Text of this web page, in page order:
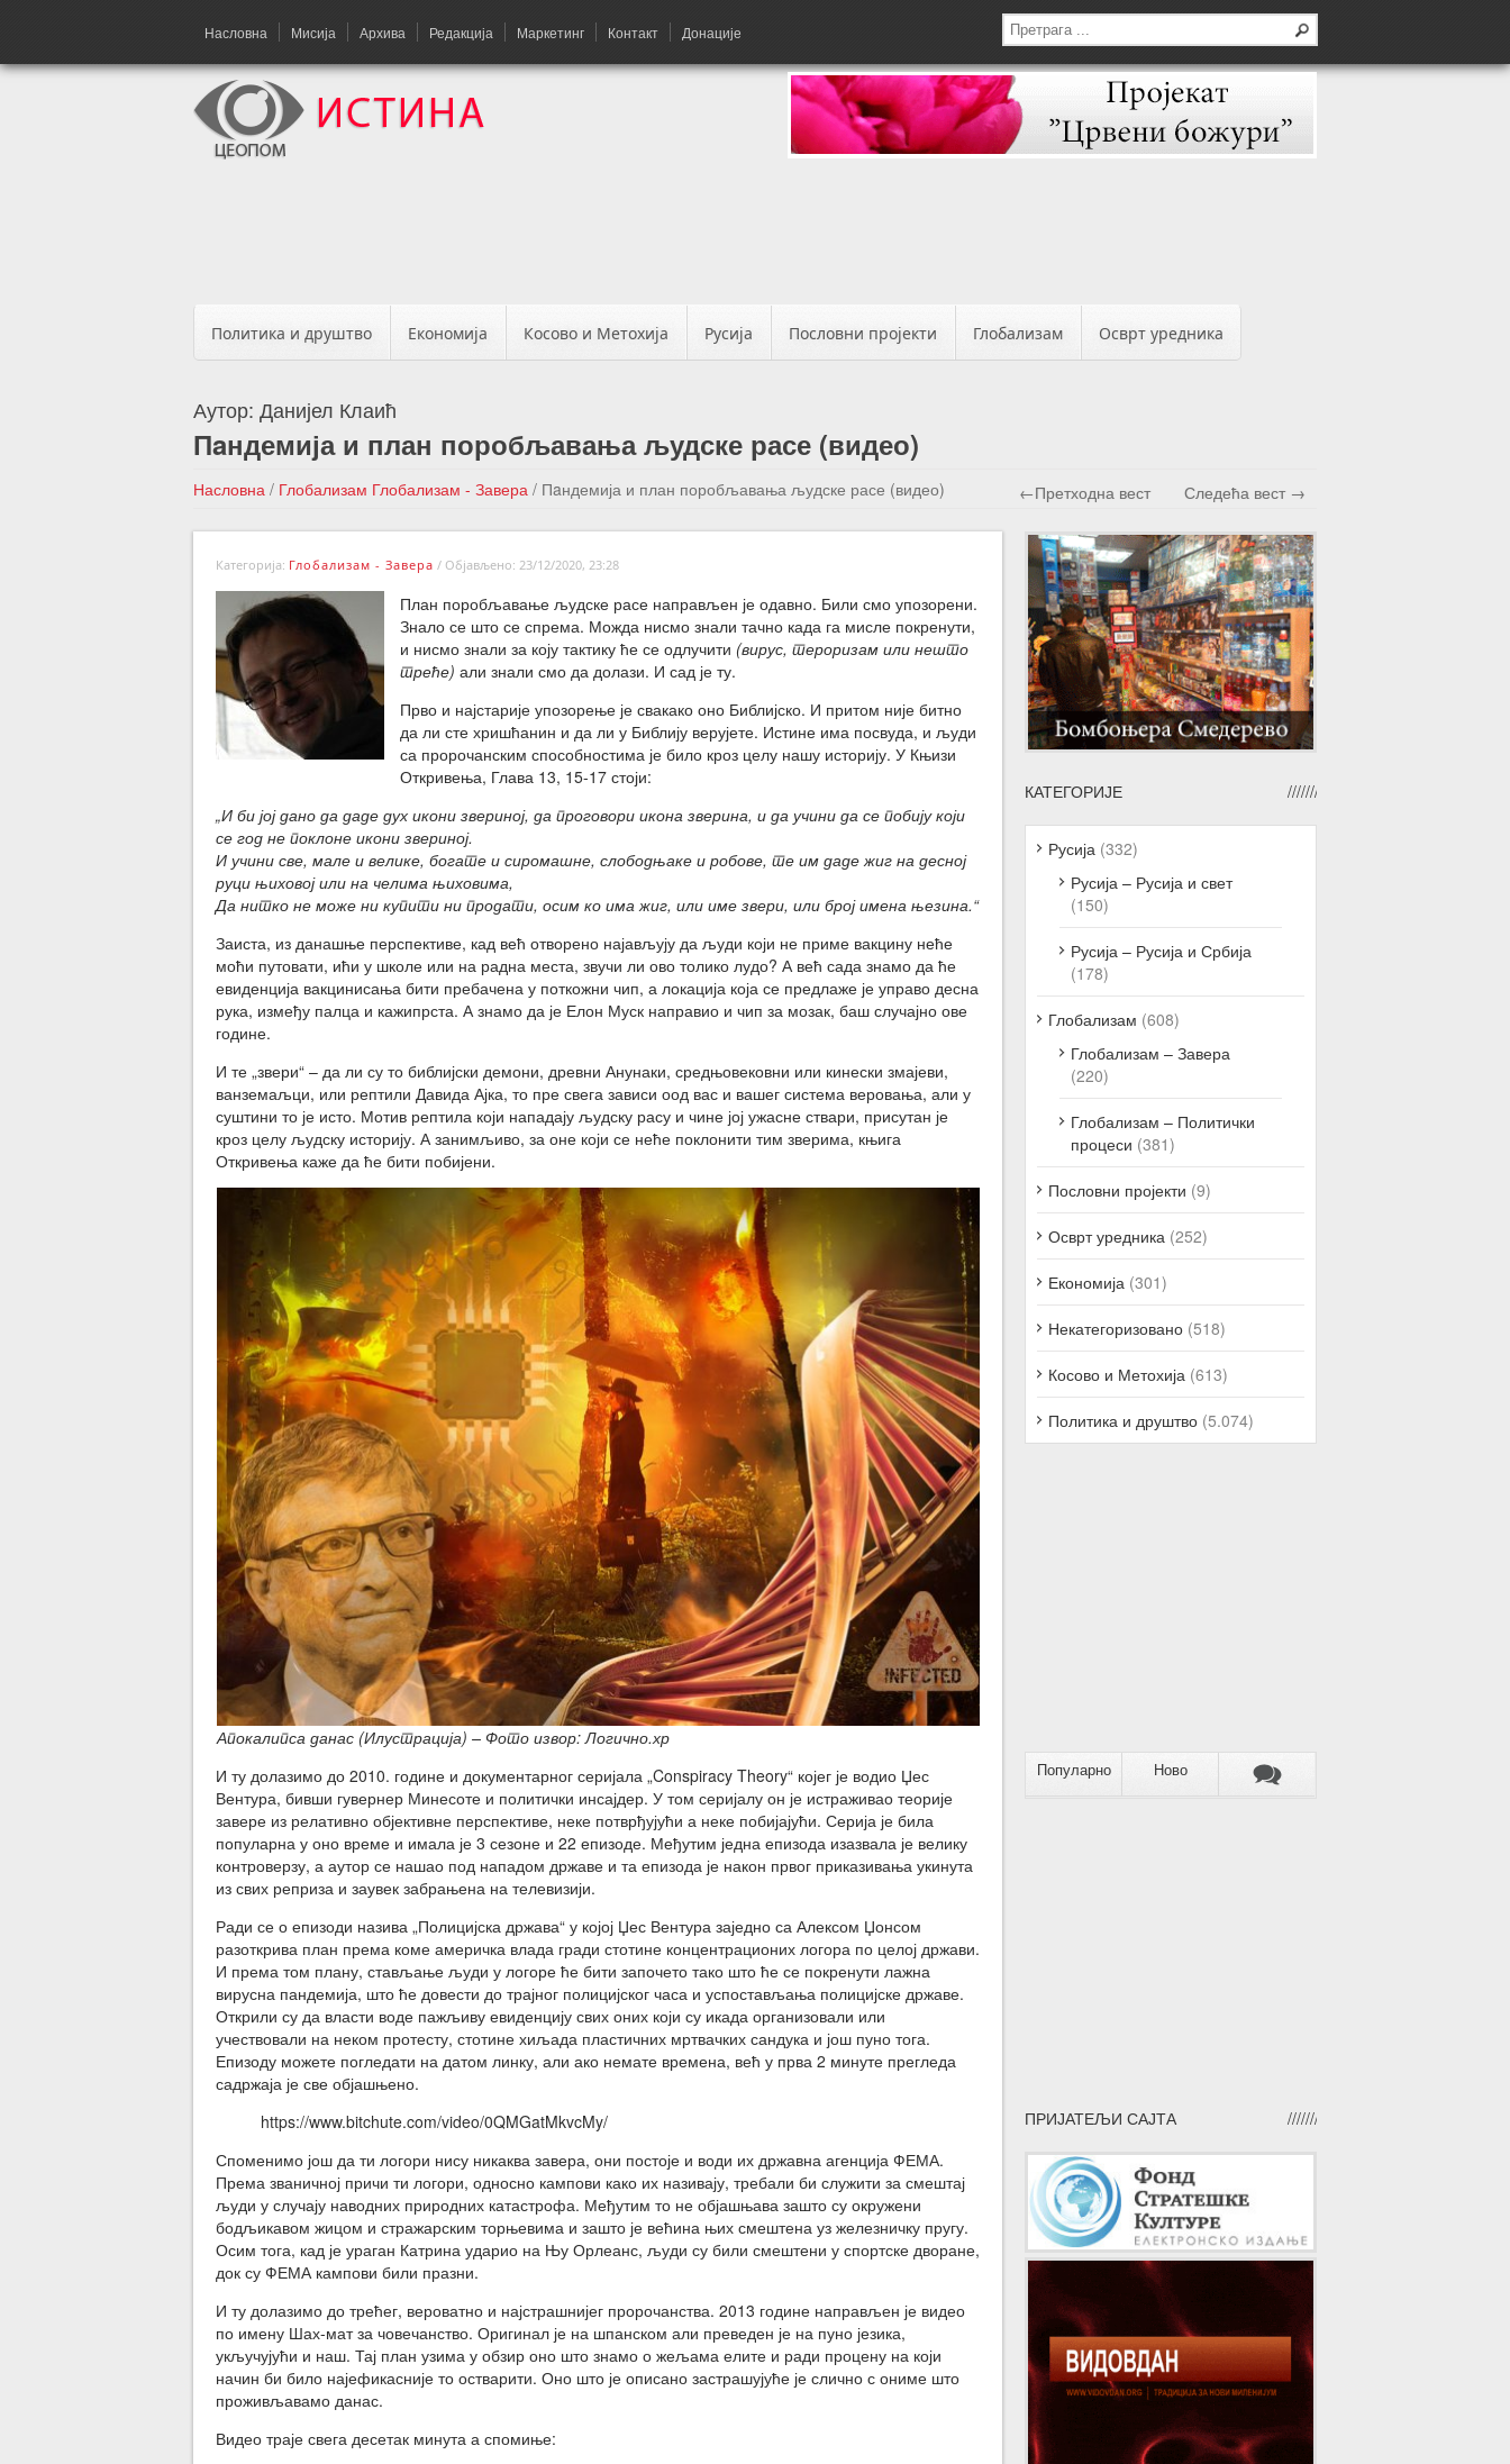
Насловна Мисија Архива Редакција Маркетинг Контакт Донације
Политика и друштво Економија Косово и Метохија Русија Пословни пројекти Глобализам Осврт уредника
Аутор: Данијел Клаић
Пaндемија и план поробљавања људске расе (видео)
Насловна / Глобализам Глобализам - Завера / Пaндемија и план поробљавања људске расе (видео) ←Претходна вест Следећа вест →
Категорија: Глобализам - Завера / Објављено: 23/12/2020, 23:28
План поробљавање људске расе направљен је одавно. Били смо упозорени.
Знало се што се спрема. Можда нисмо знали тачно када га мисле покренути,
и нисмо знали за коју тактику ће се одлучити (вирус, тероризам или нешто
треће) али знали смо да долази. И сад је ту.
Прво и најстарије упозорење је свакако оно Библијско. И притом није битно
да ли сте хришћанин и да ли у Библију верујете. Истине има посвуда, и људи
са пророчанским способностима је било кроз целу нашу историју. У Књизи
Откривења, Глава 13, 15-17 стоји:
„И би јој дано да даде дух икони звериној, да проговори икона зверина, и да учини да се побију који
се год не поклоне икони звериној.
И учини све, мале и велике, богате и сиромашне, слободњаке и робове, те им даде жиг на десној
руци њиховој или на челима њиховима,
Да нитко не може ни купити ни продати, осим ко има жиг, или име звери, или број имена њезина.“
Заиста, из данашње перспективе, кад већ отворено најављују да људи који не приме вакцину неће
моћи путовати, ићи у школе или на радна места, звучи ли ово толико лудо? А већ сада знамо да ће
евиденција вакцинисања бити пребачена у поткожни чип, а локација која се предлаже је управо десна
рука, између палца и кажипрста. А знамо да је Елон Муск направио и чип за мозак, баш случајно ове
године.
И те „звери“ – да ли су то библијски демони, древни Анунаки, средњовековни или кинески змајеви,
ванземаљци, или рептили Давида Ајка, то пре свега зависи оод вас и вашег система веровања, али у
суштини то је исто. Мотив рептила који нападају људску расу и чине јој ужасне ствари, присутан је
кроз целу људску историју. А занимљиво, за оне који се неће поклонити тим зверима, књига
Откривења каже да ће бити побијени.
Апокалипса данас (Илустрација) – Фото извор: Логично.хр
И ту долазимо до 2010. године и документарног серијала „Conspiracy Theory“ којег је водио Џес
Вентура, бивши гувернер Минесоте и политички инсајдер. У том серијалу он је истраживао теорије
завере из релативно објективне перспективе, неке потврђујући а неке побијајући. Серија је била
популарна у оно време и имала је 3 сезоне и 22 епизоде. Међутим једна епизода изазвала је велику
контроверзу, а аутор се нашао под нападом државе и та епизода је након првог приказивања укинута
из свих реприза и заувек забрањена на телевизији.
Ради се о епизоди назива „Полицијска држава“ у којој Џес Вентура заједно са Алексом Џонсом
разоткрива план према коме америчка влада гради стотине концентрационих логора по целој држави.
И према том плану, стављање људи у логоре ће бити започето тако што ће се покренути лажна
вирусна пандемија, што ће довести до трајног полицијског часа и успостављања полицијске државе.
Открили су да власти воде пажљиву евиденцију свих оних који су икада организовали или
учествовали на неком протесту, стотине хиљада пластичних мртвачких сандука и још пуно тога.
Епизоду можете погледати на датом линку, али ако немате времена, већ у прва 2 минуте прегледа
садржаја је све објашњено.
https://www.bitchute.com/video/0QMGatMkvcMy/
Споменимо још да ти логори нису никаква завера, они постоје и води их државна агенција ФЕМА.
Према званичној причи ти логори, односно кампови како их називају, требали би служити за смештај
људи у случају наводних природних катастрофа. Међутим то не објашњава зашто су окружени
бодљикавом жицом и стражарским торњевима и зашто је већина њих смештена уз железничку пругу.
Осим тога, кад је ураган Катрина ударио на Њу Орлеанс, људи су били смештени у спортске дворане,
док су ФЕМА кампови били празни.
И ту долазимо до трећег, вероватно и најстрашнијег пророчанства. 2013 године направљен је видео
по имену Шах-мат за човечанство. Оригинал је на шпанском али преведен је на пуно језика,
укључујући и наш. Тај план узима у обзир оно што знамо о жељама елите и ради процену на који
начин би било најефикасније то остварити. Оно што је описано застрашујуће је слично с ониме што
проживљавамо данас.
Видео траје свега десетак минута а спомиње:
КАТЕГОРИЈЕ
Русија (332)
Русија – Русија и свет
(150)
Русија – Русија и Србија
(178)
Глобализам (608)
Глобализам – Завера
(220)
Глобализам – Политички
процеси (381)
Пословни пројекти (9)
Осврт уредника (252)
Економија (301)
Некатегоризовано (518)
Косово и Метохија (613)
Политика и друштво (5.074)
Популарно Ново
ПРИЈАТЕЉИ САЈТА